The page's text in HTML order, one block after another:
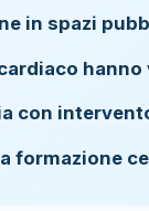
in spazi
con
formazione